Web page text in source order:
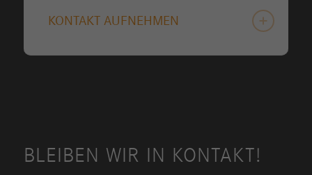
KONTAKT AUFNEHMEN
BLEIBEN WIR IN KONTAKT!